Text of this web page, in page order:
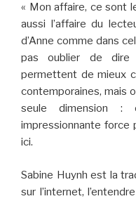
« Mon affaire, ce sont
aussi l’affaire du
d’Anne comme dans
pas oublier de dire
permettent de mieux
contemporaines, mais
seule dimension :
impressionnante force
ici.
Sabine Huynh est la
sur l’internet,